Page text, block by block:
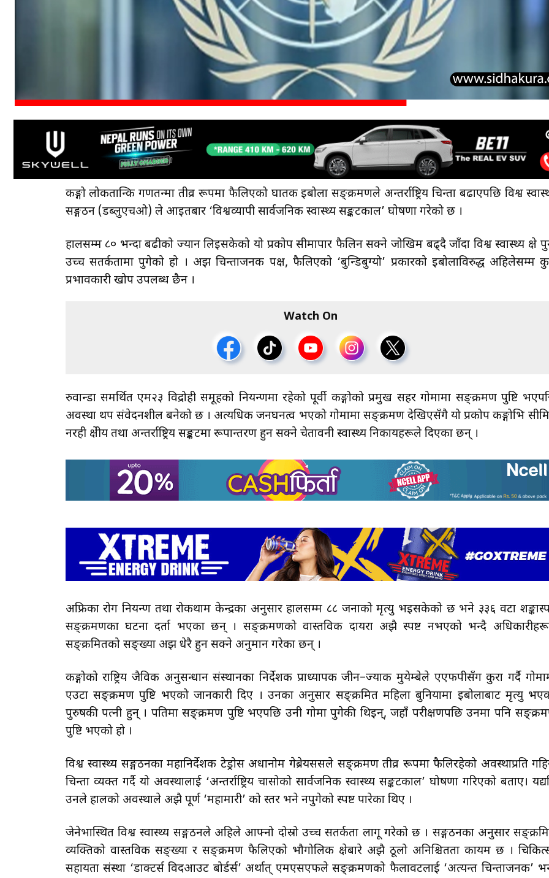
कङ्गो लोकतान्त्रिक गणतन्त्रमा तीव्र रूपमा फैलिएको घातक इबोला सङ्क्रमणले अन्तर्राष्ट्रिय चिन्ता बढाएपछि विश्व
सङ्गठन (डब्लुएचओ) ले आइतबार ‘विश्वव्यापी सार्वजनिक स्वास्थ्य सङ्कटकाल’ घोषणा गरेको छ ।
हालसम्म ८० भन्दा बढीको ज्यान लिइसकेको यो प्रकोप सीमापार फैलिन सक्ने जोखिम बढ्दै जाँदा विश्व स्वास्थ्य क्षेत्र
उच्च सतर्कतामा पुगेको हो । अझ चिन्ताजनक पक्ष, फैलिएको ‘बुन्डिबुग्यो’ प्रकारको इबोलाविरुद्ध अहिलेसम्म
प्रभावकारी खोप उपलब्ध छैन ।
Watch On
रुवान्डा समर्थित एम२३ विद्रोही समूहको नियन्त्रणमा रहेको पूर्वी कङ्गोको प्रमुख सहर गोमामा सङ्क्रमण पुष्टि
अवस्था थप संवेदनशील बनेको छ । अत्यधिक जनघनत्व भएको गोमामा सङ्क्रमण देखिएसँगै यो प्रकोप कङ्गोभित्र
नरही क्षेत्रीय तथा अन्तर्राष्ट्रिय सङ्कटमा रूपान्तरण हुन सक्ने चेतावनी स्वास्थ्य निकायहरूले दिएका छन् ।
अफ्रिका रोग नियन्त्रण तथा रोकथाम केन्द्रका अनुसार हालसम्म ८८ जनाको मृत्यु भइसकेको छ भने ३३६ वटा
सङ्क्रमणका घटना दर्ता भएका छन् । सङ्क्रमणको वास्तविक दायरा अझै स्पष्ट नभएको भन्दै
सङ्क्रमितको सङ्ख्या अझ धेरै हुन सक्ने अनुमान गरेका छन् ।
कङ्गोको राष्ट्रिय जैविक अनुसन्धान संस्थानका निर्देशक प्राध्यापक जीन–ज्याक मुयेम्बेले एएफपीसँग कुरा गर्दै
एउटा सङ्क्रमण पुष्टि भएको जानकारी दिए । उनका अनुसार सङ्क्रमित महिला बुनियामा इबोलाबाट मृत्यु
पुरुषकी पत्नी हुन् । पतिमा सङ्क्रमण पुष्टि भएपछि उनी गोमा पुगेकी थिइन्, जहाँ परीक्षणपछि उनमा पनि
पुष्टि भएको हो ।
विश्व स्वास्थ्य सङ्गठनका महानिर्देशक टेड्रोस अधानोम गेब्रेयससले सङ्क्रमण तीव्र रूपमा फैलिरहेको अवस्थाप्रति
चिन्ता व्यक्त गर्दै यो अवस्थालाई ‘अन्तर्राष्ट्रिय चासोको सार्वजनिक स्वास्थ्य सङ्कटकाल’ घोषणा गरिएको बताए।
उनले हालको अवस्थाले अझै पूर्ण ‘महामारी’ को स्तर भने नपुगेको स्पष्ट पारेका थिए ।
जेनेभास्थित विश्व स्वास्थ्य सङ्गठनले अहिले आफ्नो दोस्रो उच्च सतर्कता लागू गरेको छ । सङ्गठनका अनुसार
व्यक्तिको वास्तविक सङ्ख्या र सङ्क्रमण फैलिएको भौगोलिक क्षेत्रबारे अझै ठूलो अनिश्चितता कायम छ ।
सहायता संस्था ‘डाक्टर्स विदआउट बोर्डर्स’ अर्थात् एमएसएफले सङ्क्रमणको फैलावटलाई ‘अत्यन्त चिन्ताजनक’